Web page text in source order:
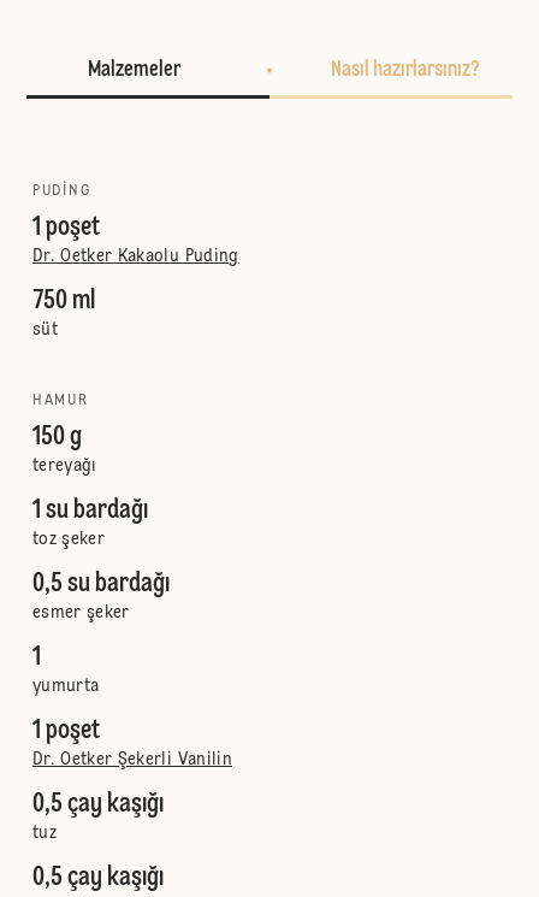
Malzemeler Nasıl hazırlarsınız?
PUDING
1 poşet
Dr. Oetker Kakaolu Puding
750 ml
süt
HAMUR
150 g
tereyağı
1 su bardağı
toz şeker
0,5 su bardağı
esmer şeker
1
yumurta
1 poşet
Dr. Oetker Şekerli Vanilin
0,5 çay kaşığı
tuz
0,5 çay kaşığı